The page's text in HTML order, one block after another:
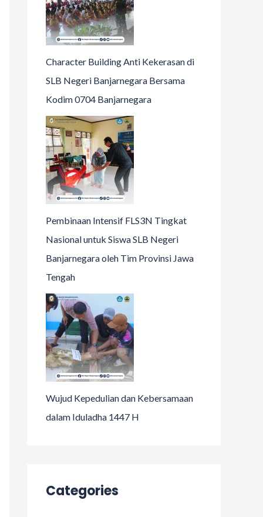
Character Building Anti Kekerasan di
SLB Negeri Banjarnegara Bersama
Kodim 0704 Banjarnegara
Pembinaan Intensif FLS3N Tingkat
Nasional untuk Siswa SLB Negeri
Banjarnegara oleh Tim Provinsi Jawa
Tengah
Wujud Kepedulian dan Kebersamaan
dalam Iduladha 1447 H
Categories